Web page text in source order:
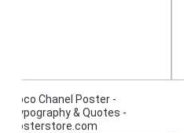
Coco Chanel Poster -
Typography & Quotes -
Posterstore.com